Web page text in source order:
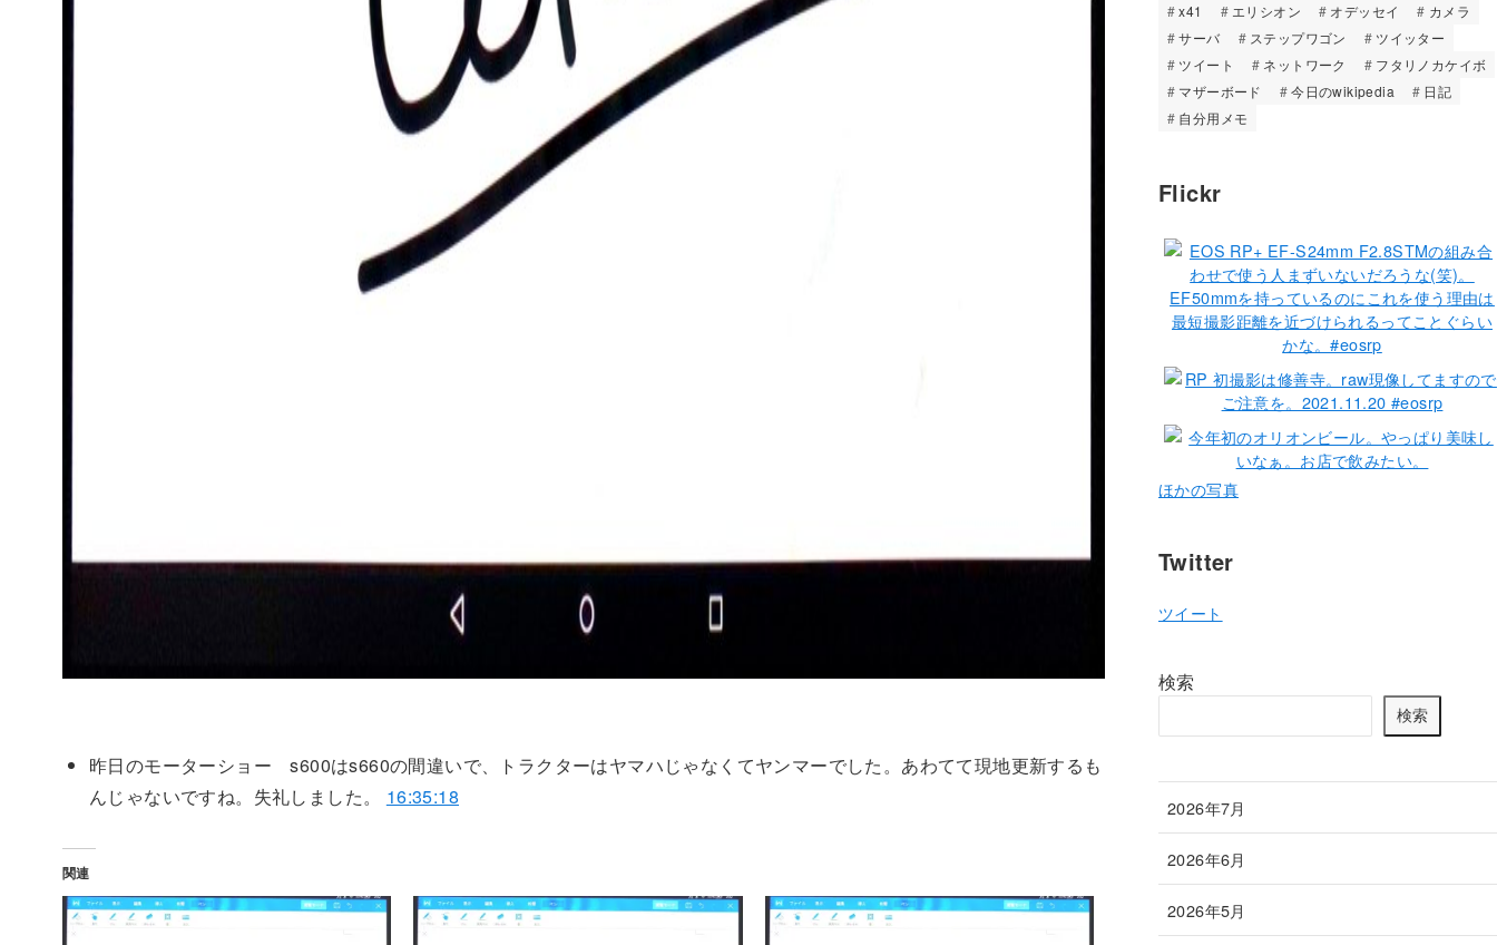
昨日のモーターショー s600はs660の間違いで、トラクターはヤマハじゃなくてヤンマーでした。あわてて現地更新するも
んじゃないですね。失礼しました。 16:35:18
関連
x41
エリシオン オデッセイ
カメラ
サーバ
ステップワゴン
ツイッター
ツイート
ネットワーク
フタリノカケイボ
マザーボード
今日のwikipedia
日記
自分用メモ
Flickr
ほかの写真
Twitter
ツイート
検索
検索
2026年7月
2026年6月
2026年5月